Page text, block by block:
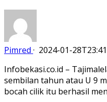
Pimred · 2024-01-
Infobekasi.co.id –
sembilan tahun atau U 9
bocah cilik itu berhasil